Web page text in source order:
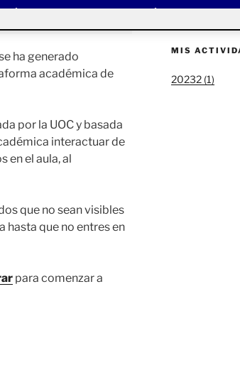
ha generado
académica de
por la UOC y basada
interactuar de
en el aula, al
que no sean visibles
hasta que no entres en
para comenzar a
MIS
20232 (1)